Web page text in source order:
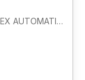
COMFORTLINE 1.4 250 TSI 16V TOTAL FLEX AUTOMATICO